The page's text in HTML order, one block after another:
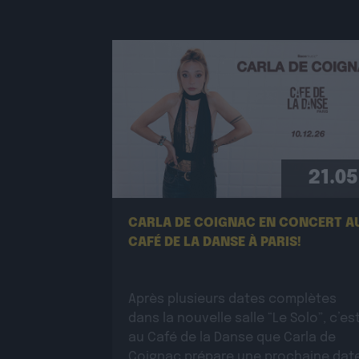
21.05
CARLA DE COIGNAC EN CONCERT
CAFÉ DE LA DANSE À PARIS!
Après plusieurs dates complètes
dans la nouvelle salle “Le Solo”, c’est
au Café de la Danse que Carla de